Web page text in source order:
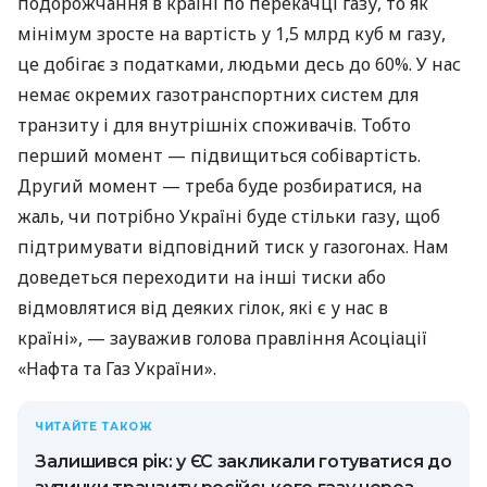
мінімум зросте на вартість у 1,5 млрд куб м газу,
це добігає з податками, людьми десь до 60%. У нас
немає окремих газотранспортних систем для
транзиту і для внутрішніх споживачів. Тобто
перший момент — підвищиться собівартість.
Другий момент — треба буде розбиратися, на
жаль, чи потрібно Україні буде стільки газу, щоб
підтримувати відповідний тиск у газогонах. Нам
доведеться переходити на інші тиски або
відмовлятися від деяких гілок, які є у нас в
країні», — зауважив голова правління Асоціації
«Нафта та Газ України».
ЧИТАЙТЕ ТАКОЖ
Залишився рік: у ЄС закликали готуватися до